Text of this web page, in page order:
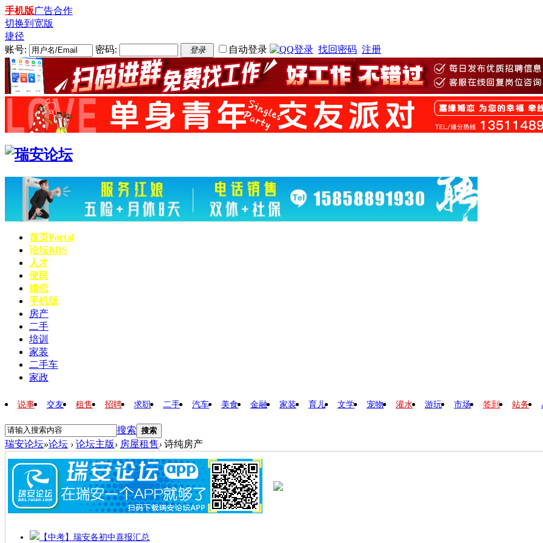
手机版广告合作
切换到宽版
捷径
账号:
密码: 登录 自动登录 找回密码 注册
首页Portal
论坛BBS
人才
便民
婚恋
手机版
房产
二手
培训
家装
二手车
家政
说事 交友 租售 招聘 求职 二手 汽车 美食 金融 家装 育儿 文学 宠物 灌水 游玩 市场 签到 站务
搜索 搜索
瑞安论坛»论坛 › 论坛主版› 房屋租售› 诗纯房产
【中考】瑞安各初中喜报汇总